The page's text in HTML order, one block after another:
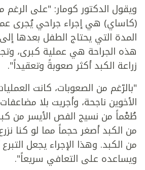
ويقول الدكتور كومار: "على الرغم
(كاساي) هي إجراء جراحي يُجرى
المدة التي يحتاج الطفل بعدها إلى
هذه الجراحة هي عملية كبرى،
زراعة الكبد أكثر صعوبةً وتعقيداً".
"بالرّغم من الصعوبات، كانت
الأخوين ناجحة، وأجريت بلا
طُعْماً من نسيج الفص الأيسر من
من الكبد أصغر حجماً مما لو كنا
من الكبد. وهذا الإجراء يجعل التبرع
ويساعده على التعافي سريعاً".